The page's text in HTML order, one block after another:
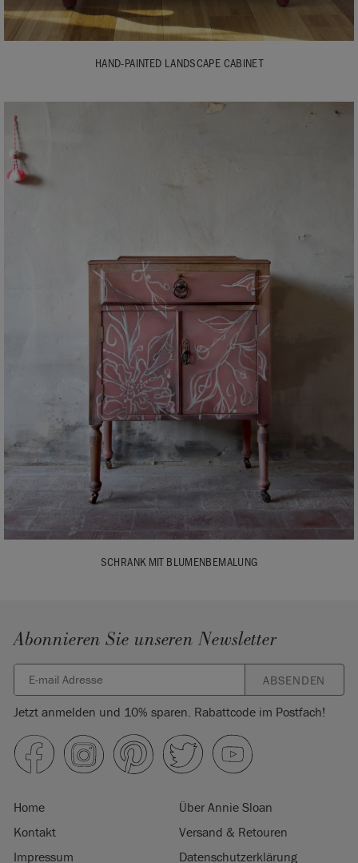
HAND-PAINTED LANDSCAPE CABINET
SCHRANK MIT BLUMENBEMALUNG
Abonnieren Sie unseren Newsletter
ABSENDEN
Jetzt anmelden und 10% sparen. Rabattcode im Postfach!
Home
Über Annie Sloan
Kontakt
Versand & Retouren
Impressum
Datenschutzerklärung